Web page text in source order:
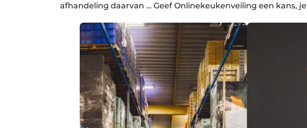
afhandeling daarvan … Geef Onlinekeukenveiling een kans,